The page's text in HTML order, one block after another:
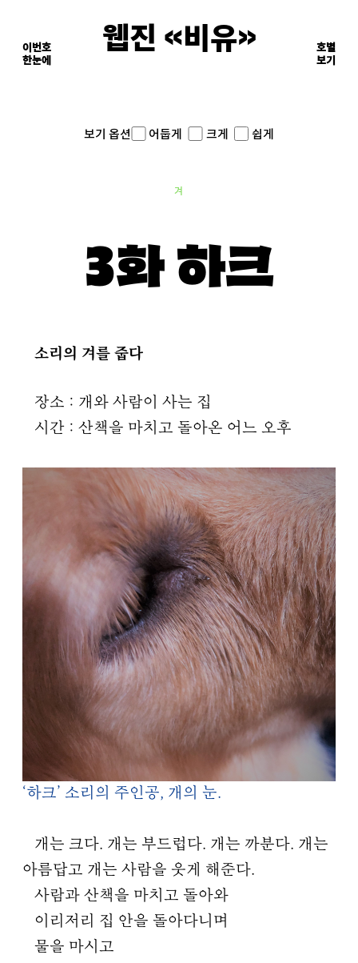
웹진 《비유》
이면의 장면들
이번호
한눈에
호별
보기
보기 옵션 어둡게 크게 쉽게
겨
3화 하크
소리의 겨를 줍다
장소 : 개와 사람이 사는 집
시간 : 산책을 마치고 돌아온 어느 오후
‘하크’ 소리의 주인공, 개의 눈.
개는 크다. 개는 부드럽다. 개는 까분다. 개는
아름답고 개는 사람을 웃게 해준다.
사람과 산책을 마치고 돌아와
이리저리 집 안을 돌아다니며
물을 마시고